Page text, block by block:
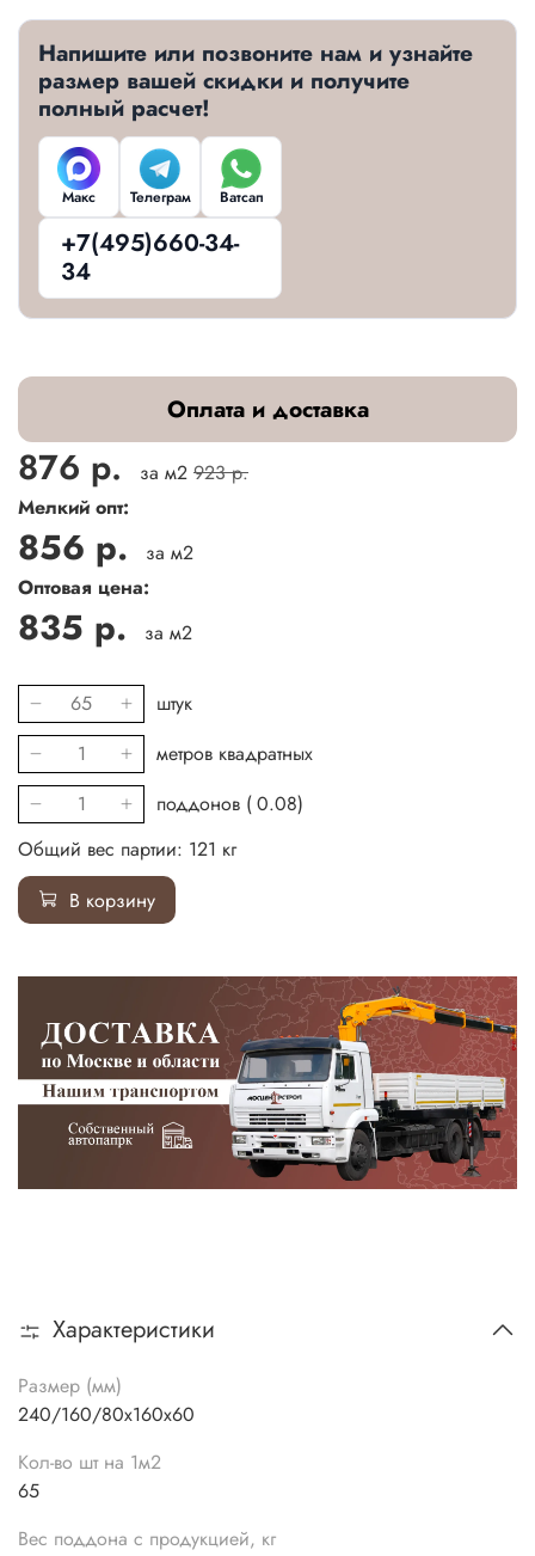
Напишите или позвоните нам и узнайте
размер вашей скидки и получите
полный расчет!
Макс Телеграм Ватсап
+7(495)660-34-
34
Оплата и доставка
876 р. за м2 923 р.
Мелкий опт:
856 р.
за м2
Оптовая цена:
835 р. за м2
штук
метров квадратных
поддонов (0.08)
Общий вес партии: 121 кг
В корзину
Характеристики
Размер (мм)
240/160/80х160х60
Кол-во шт на 1м2
65
Вес поддона с продукцией, кг